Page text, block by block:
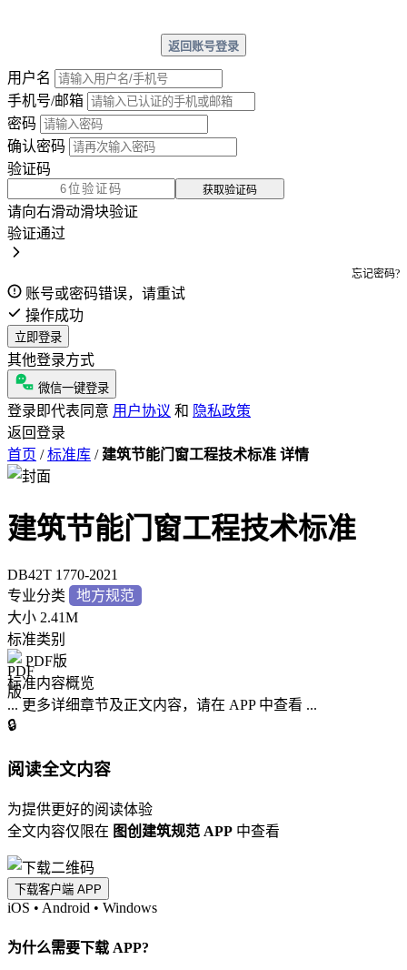
返回账号登录
用户名
手机号/邮箱
密码
确认密码
验证码
获取验证码
请向右滑动滑块验证
验证通过
忘记密码?
账号或密码错误，请重试
操作成功
立即登录
其他登录方式
微信一键登录
登录即代表同意 用户协议 和 隐私政策
返回登录
首页 / 标准库 / 建筑节能门窗工程技术标准 详情
建筑节能门窗工程技术标准
DB42T 1770-2021
专业分类
地方规范
大小 2.41M
标准类别
PDF版
标准内容概览
... 更多详细章节及正文内容，请在 APP 中查看 ...
🔒
阅读全文内容
为提供更好的阅读体验
全文内容仅限在 图创建筑规范 APP 中查看
下载客户端 APP
iOS • Android • Windows
为什么需要下载 APP?